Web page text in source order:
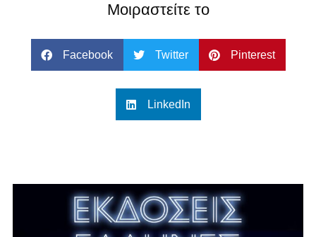
Μοιραστείτε το
Facebook Twitter Pinterest
LinkedIn